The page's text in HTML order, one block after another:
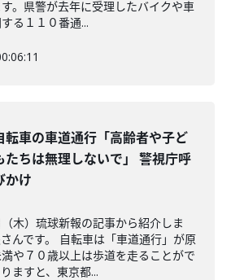
。県警が去年に受理したバイクや車
る１１０番通...
転車の車道通行「高齢者や子ど
たちは無理しないで」 警視庁呼
かけ
木）琉球新報の記事から紹介しま
んです。 自転車は「車道通行」が原
や７０歳以上は歩道を走ることがで
ますと、東京都...